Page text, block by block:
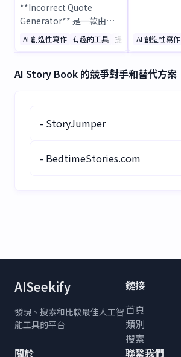
**Incorrect Quote
Generator** 是一款由人
工智慧驅動的工具，能夠創
造出令人捧腹的錯誤引用和
社交媒體、同人小說和創意
笑聲和靈感吧！
AI 創造性寫作 有趣的工具 提示 AI 創造性寫作
AI Story Book 的競爭對手和替代方案
- StoryJumper
- BedtimeStories.com
AISeekify
發現、搜索和比較最佳人工智
能工具的平台
鏈接
首頁
類別
搜索
關於
聯繫我們